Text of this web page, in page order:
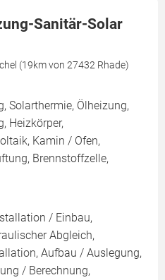
Sanitär-Solar
(19km von 27432 Rhade)
Solarthermie, Ölheizung,
Heizkörper,
Kamin / Ofen,
Brennstoffzelle,
/ Einbau,
Abgleich,
Aufbau / Auslegung,
/ Berechnung,